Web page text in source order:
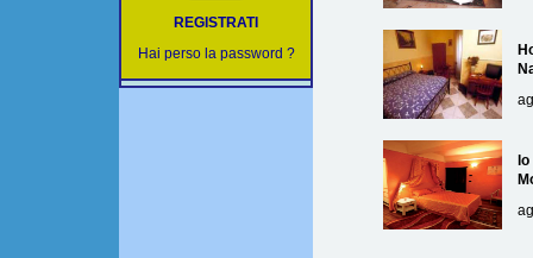
REGISTRATI
Hai perso la password ?